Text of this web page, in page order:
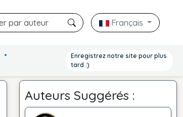
Français
Enregistrez notre site pour plus
tard :)
Auteurs Suggérés :